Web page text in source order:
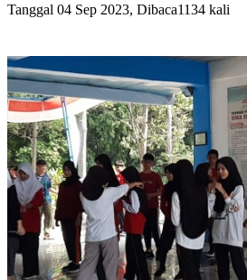
Tanggal 04 Sep 2023, Dibaca1134 kali